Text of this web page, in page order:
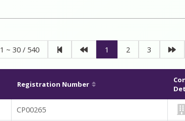
1 ~ 30 / 540 1 2 3
Registration Number
CP00265